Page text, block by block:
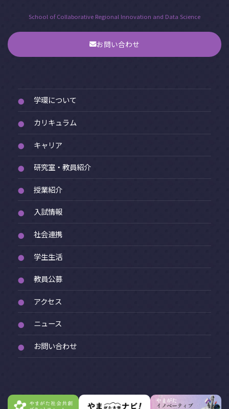
School of Collaborative Regional Innovation and Data Science
お問い合わせ
● 学環について
● カリキュラム
● キャリア
● 研究室・教員紹介
● 授業紹介
● 入試情報
● 社会連携
● 学生生活
● 教員公募
● アクセス
● ニュース
● お問い合わせ